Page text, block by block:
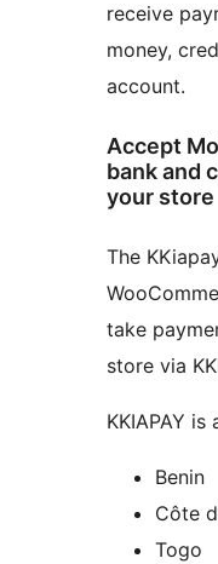
receive
money,
account.
Accept
bank and
your store
The
take
store via
KKIAPAY is
Benin
Côte
Togo